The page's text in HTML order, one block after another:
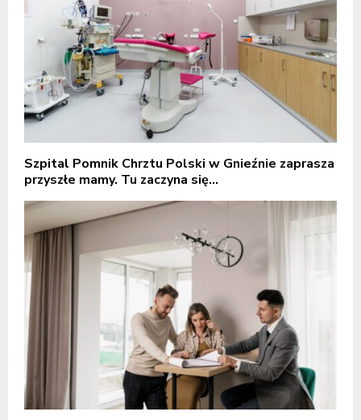
Szpital Pomnik Chrztu Polski w Gnieźnie zaprasza
przyszłe mamy. Tu zaczyna się...